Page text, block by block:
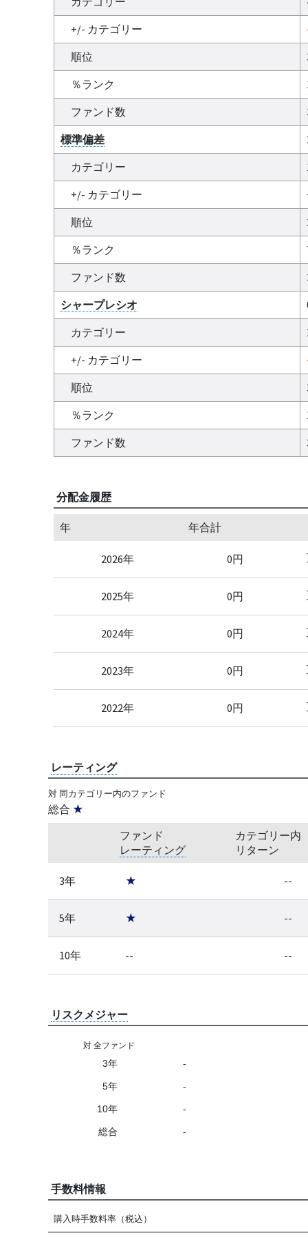
+/- カテゴリー
順位
％ランク
ファンド数
標準偏差
カテゴリー
+/- カテゴリー
順位
％ランク
ファンド数
シャープレシオ
カテゴリー
+/- カテゴリー
順位
％ランク
ファンド数
分配金履歴
年 年合計
2026年 0円
2025年 0円
2024年 0円
2023年 0円
2022年 0円
レーティング
対 同カテゴリー内のファンド
総合 ★
ファンド
レーティング
カテゴリー内
リターン
3年 ★ --
5年 ★ --
10年 -- --
リスクメジャー
対 全ファンド
3年 -
5年 -
10年 -
総合 -
手数料情報
購入時手数料率（税込）